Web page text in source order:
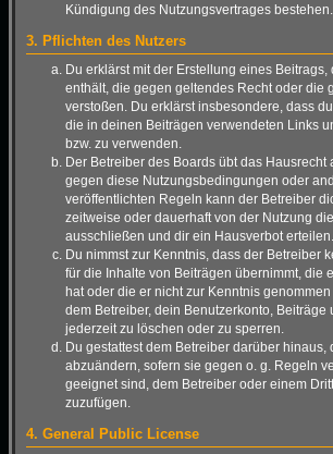
Kündigung des Nutzungsvertrages bestehen.
3. Pflichten des Nutzers
Du erklärst mit der Erstellung eines Beitrags,
enthält, die gegen geltendes Recht oder die
verstoßen. Du erklärst insbesondere, dass
die in deinen Beiträgen verwendeten Links
bzw. zu verwenden.
Der Betreiber des Boards übt das Hausrecht
gegen diese Nutzungsbedingungen oder
veröffentlichten Regeln kann der Betreiber
zeitweise oder dauerhaft von der Nutzung
ausschließen und dir ein Hausverbot erteilen.
Du nimmst zur Kenntnis, dass der Betreiber
für die Inhalte von Beiträgen übernimmt, die
hat oder die er nicht zur Kenntnis
dem Betreiber, dein Benutzerkonto, Beiträge
jederzeit zu löschen oder zu sperren.
Du gestattest dem Betreiber darüber hinaus,
abzuändern, sofern sie gegen o. g. Regeln
geeignet sind, dem Betreiber oder einem
zuzufügen.
4. General Public License